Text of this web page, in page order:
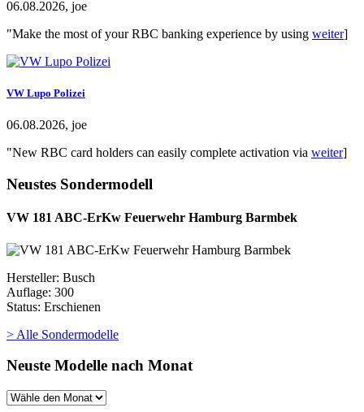
06.08.2026, joe
"Make the most of your RBC banking experience by using weiter]
VW Lupo Polizei
06.08.2026, joe
"New RBC card holders can easily complete activation via weiter]
Neustes Sondermodell
VW 181 ABC-ErKw Feuerwehr Hamburg Barmbek
Hersteller: Busch
Auflage: 300
Status: Erschienen
> Alle Sondermodelle
Neuste Modelle nach Monat